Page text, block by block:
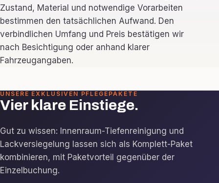
Zustand, Material und notwendige Vorarbeiten
bestimmen den tatsächlichen Aufwand. Den
verbindlichen Umfang und Preis bestätigen wir
nach Besichtigung oder anhand klarer
Fahrzeugangaben.
UNSERE EXKLUSIVEN PFLEGEPAKETE
Vier klare Einstiege.
Gut zu wissen: Innenraum-Tiefenreinigung und
Lackversiegelung lassen sich als Komplett-Paket
kombinieren, mit Paketvorteil gegenüber der
Einzelbuchung.